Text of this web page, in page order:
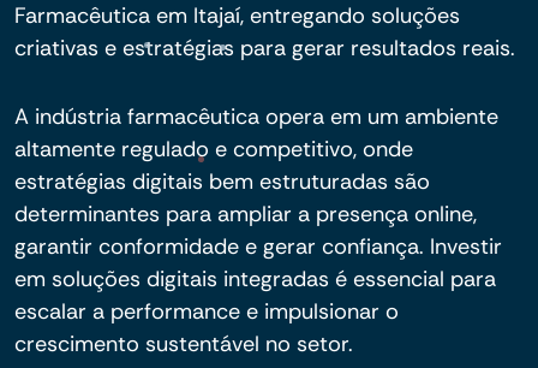
Farmacêutica em Itajaí, entregando soluções
criativas e estratégias para gerar resultados reais.
A indústria farmacêutica opera em um ambiente
altamente regulado e competitivo, onde
estratégias digitais bem estruturadas são
determinantes para ampliar a presença online,
garantir conformidade e gerar confiança. Investir
em soluções digitais integradas é essencial para
escalar a performance e impulsionar o
crescimento sustentável no setor.